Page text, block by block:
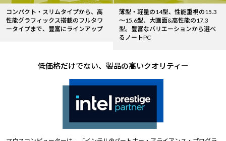
コンパクト・スリムタイプから、高
性能グラフィックス搭載のフルタワ
ータイプまで、豊富にラインアップ
薄型・軽量の14型、性能重視の15.3
～15.6型、大画面&高性能の17.3
型。豊富なバリエーションから選べ
るノートPC
低価格だけでない、製品の高いクオリティー